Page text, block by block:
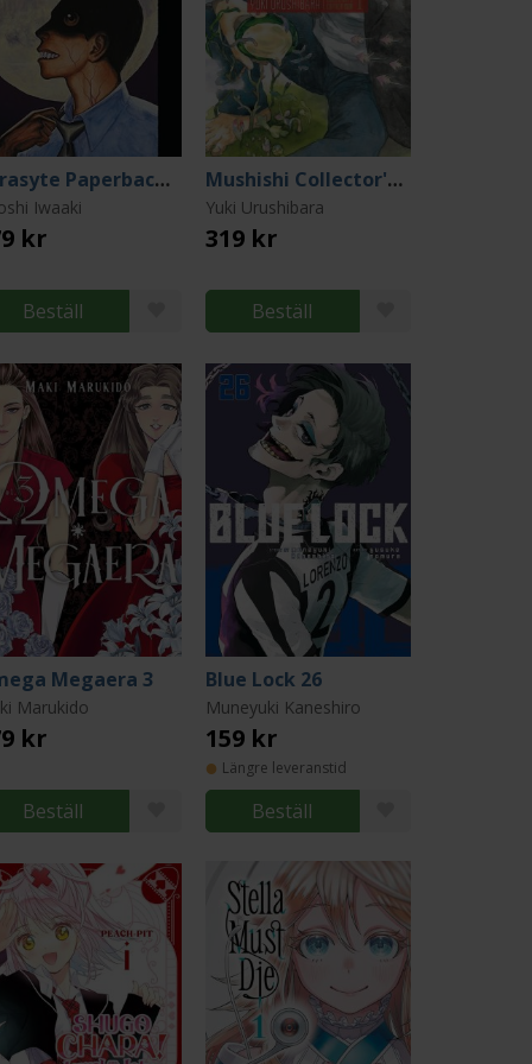
Parasyte Paperback Collection 5
Iwaaki
kr
Beställ
Mushishi Collector's Edition 1
Yuki Urushibara
319 kr
Beställ
Megaera 3
Marukido
kr
Beställ
Blue Lock 26
Muneyuki Kaneshiro
159 kr
Längre leveranstid
Beställ